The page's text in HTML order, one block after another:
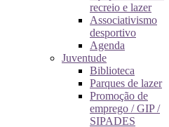
recreio e lazer
Associativismo
desportivo
Agenda
Juventude
Biblioteca
Parques de lazer
Promoção de
emprego / GIP /
SIPADES